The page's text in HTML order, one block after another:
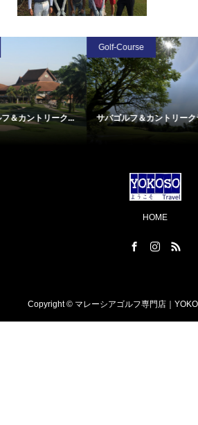
... サバゴルフ＆カントリークラブ （...
HOME
Copyright ©マレーシアゴルフ専門店｜